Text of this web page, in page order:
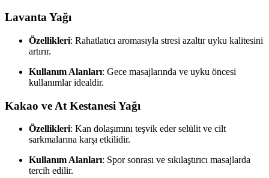
Lavanta Yağı
Özellikleri: Rahatlatıcı aromasıyla stresi azaltır uyku kalitesini
artırır.
Kullanım Alanları: Gece masajlarında ve uyku öncesi
kullanımlar idealdir.
Kakao ve At Kestanesi Yağı
Özellikleri: Kan dolaşımını teşvik eder selülit ve cilt
sarkmalarına karşı etkilidir.
Kullanım Alanları: Spor sonrası ve sıkılaştırıcı masajlarda
tercih edilir.